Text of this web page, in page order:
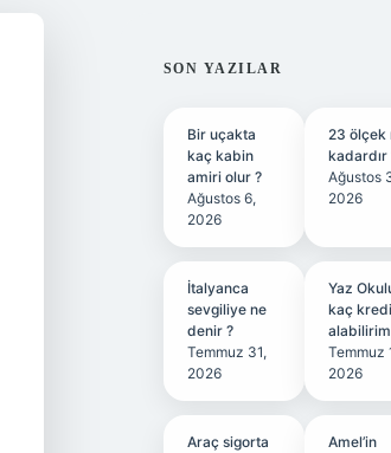
SIDEBAR
SON YAZILAR
Bir uçakta
kaç kabin
amiri olur ?
Ağustos 6,
2026
23 ölçek
kadardır
Ağustos
2026
İtalyanca
sevgiliye ne
denir ?
Temmuz 31,
2026
Yaz
kaç kredi
Temmuz
2026
Araç sigorta
Amel’in